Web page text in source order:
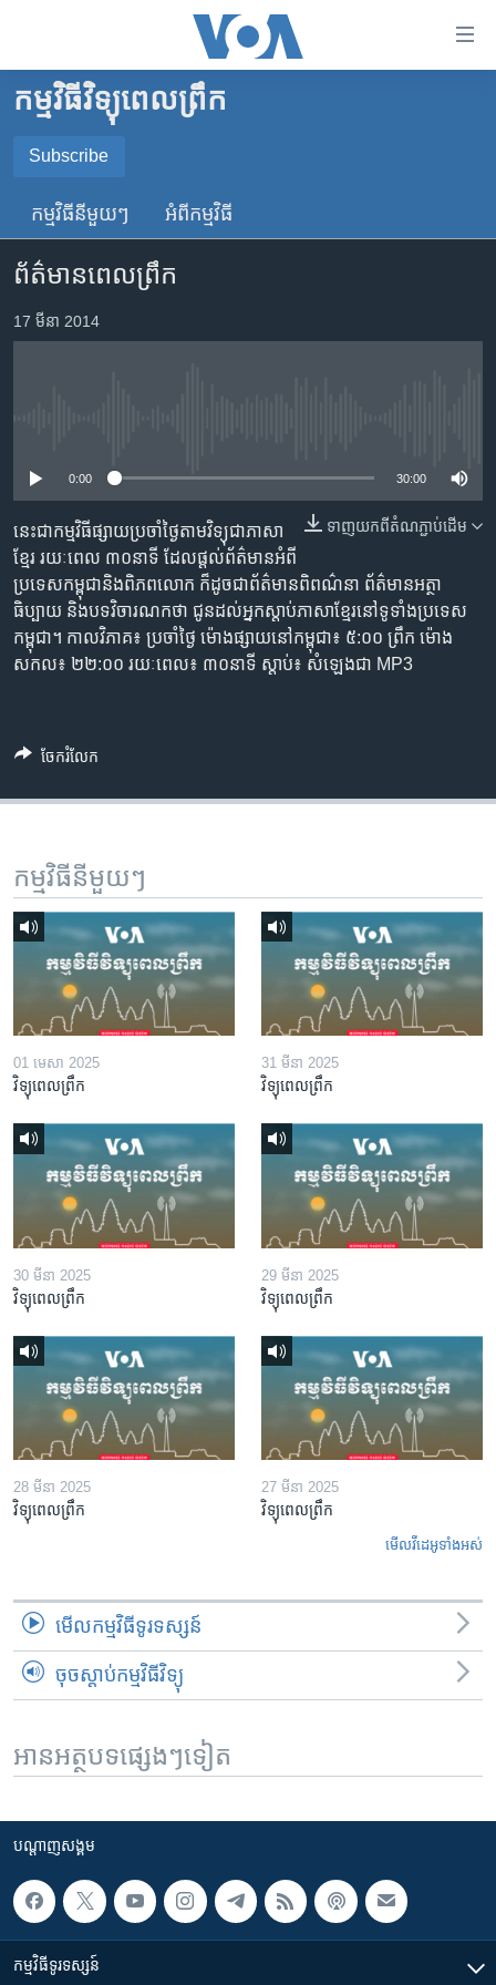
គេហទំព័រ​
ទាក់ទង
រំលង​
ទំព័រ​
ព័ត៌មាន​​
តែ​
ម្តង
រចនា
សម្ព័ន្ធ​
រំលង​
និង​
ចូល​
ទៅ​
កាន់​
កម្ពុជា
អន្តរជាតិ
ចិន
ហេឡូវីអូអេ
កម្ពុជាច្នៃប្រតិដ្ឋ
កម្មវិធីទាំងអស់
Khmer English
បណ្តាញ​សង្គម
កម្មវិធីវិទ្យុពេលព្រឹក
Subscribe
SUBSCRIBE
កម្មវិធី​នីមួយៗ អំពី​កម្មវិធី​
ព័ត៌មានពេលព្រឹក
17 មីនា 2014
0:00 30:00
ទាញ​យក​ពី​តំណភ្ជាប់​ដើម
នេះជា​កម្ម​វិធីផ្សាយ​ប្រចាំថ្ងៃ​តាម​វិទ្យុ​ជា​ភាសា​
ខ្មែរ​ រយៈ​ពេល​ ៣០​​នាទី ដែល​ផ្តល់​ព័ត៌មាន​អំពី​
ប្រទេស​កម្ពុជា​និង​ពិភព​លោក​ ក៏ដូច​​ជា​ព័ត៌មាន​ពិពណ៌នា​ ព័ត៌មាន​អត្ថា​
ធិប្បាយ​ និង​បទ​​វិចារណកថា​ ជូន​ដល់​អ្នក​ស្តាប់​ភាសា​ខ្មែរ​នៅ​ទូទាំង​ប្រទេស​
កម្ពុជា។ កាល​វិភាគ៖ ប្រចាំ​ថ្ងៃ ម៉ោង​ផ្សាយ​នៅ​កម្ពុជា៖ ៥:០០ ព្រឹក ម៉ោង​
សកល៖ ២២:០០ រយៈពេល៖ ៣០​នាទី ស្តាប់​៖ សំឡេងជា​ MP3
ចែករំលែក
កម្មវិធី​នីមួយៗ
01 មេសា 2025
វិទ្យុពេលព្រឹក
31 មីនា 2025
វិទ្យុពេលព្រឹក
30 មីនា 2025
វិទ្យុពេលព្រឹក
29 មីនា 2025
វិទ្យុពេលព្រឹក
28 មីនា 2025
វិទ្យុពេលព្រឹក
27 មីនា 2025
វិទ្យុពេលព្រឹក
មើល​វីដេអូ​ទាំង​អស់
មើល​កម្មវិធី​ទូរទស្សន៍
ចុចស្តាប់កម្មវិធីវិទ្យុ
អានអត្ថបទផ្សេងៗទៀត
បណ្តាញ​សង្គម
កម្មវិធី​ទូរទស្សន៍